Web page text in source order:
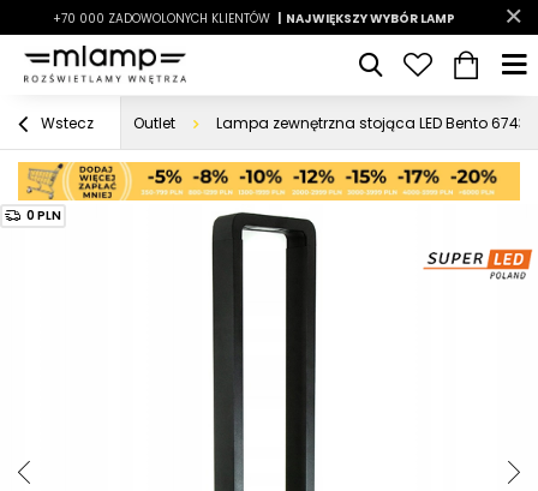
-7% LATO7
+70 000 ZADOWOLONYCH KLIENTÓW | NAJWIĘKSZY WYBÓR LAMP
| |
Wstecz Outlet Lampa zewnętrzna stojąca LED Bento 6743
0 PLN